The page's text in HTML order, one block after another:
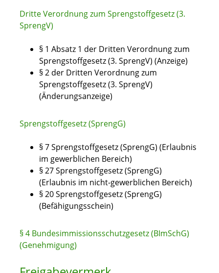
Dritte Verordnung zum Sprengstoffgesetz (3.
SprengV)
§ 1 Absatz 1 der Dritten Verordnung zum
Sprengstoffgesetz (3. SprengV) (Anzeige)
§ 2 der Dritten Verordnung zum
Sprengstoffgesetz (3. SprengV)
(Änderungsanzeige)
Sprengstoffgesetz (SprengG)
§ 7 Sprengstoffgesetz (SprengG) (Erlaubnis
im gewerblichen Bereich)
§ 27 Sprengstoffgesetz (SprengG)
(Erlaubnis im nicht-gewerblichen Bereich)
§ 20 Sprengstoffgesetz (SprengG)
(Befähigungsschein)
§ 4 Bundesimmissionsschutzgesetz (BImSchG)
(Genehmigung)